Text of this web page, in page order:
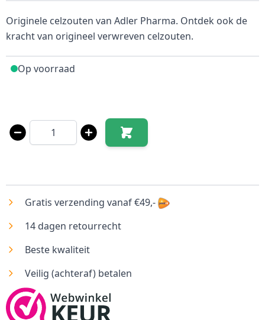
Originele celzouten van Adler Pharma. Ontdek ook de
kracht van origineel verwreven celzouten.
Op voorraad
Aantal
Gratis verzending vanaf €49,-
14 dagen retourrecht
Beste kwaliteit
Veilig (achteraf) betalen